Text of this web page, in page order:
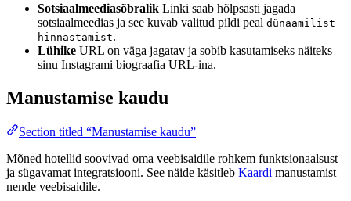
Sotsiaalmeediasõbralik Linki saab hõlpsasti jagada
sotsiaalmeedias ja see kuvab valitud pildi peal dünaamilist
hinnastamist.
Lühike URL on väga jagatav ja sobib kasutamiseks näiteks
sinu Instagrami biograafia URL-ina.
Manustamise kaudu
Section titled “Manustamise kaudu”
Mõned hotellid soovivad oma veebisaidile rohkem funktsionaalsust
ja sügavamat integratsiooni. See näide käsitleb Kaardi manustamist
nende veebisaidile.